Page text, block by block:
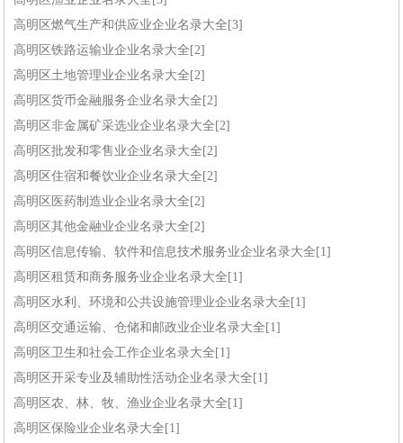
高明区燃气生产和供应业企业名录大全[3]
高明区铁路运输业企业名录大全[2]
高明区土地管理业企业名录大全[2]
高明区货币金融服务企业名录大全[2]
高明区非金属矿采选业企业名录大全[2]
高明区批发和零售业企业名录大全[2]
高明区住宿和餐饮业企业名录大全[2]
高明区医药制造业企业名录大全[2]
高明区其他金融业企业名录大全[2]
高明区信息传输、软件和信息技术服务业企业名录大全[1]
高明区租赁和商务服务业企业名录大全[1]
高明区水利、环境和公共设施管理业企业名录大全[1]
高明区交通运输、仓储和邮政业企业名录大全[1]
高明区卫生和社会工作企业名录大全[1]
高明区开采专业及辅助性活动企业名录大全[1]
高明区农、林、牧、渔业企业名录大全[1]
高明区保险业企业名录大全[1]